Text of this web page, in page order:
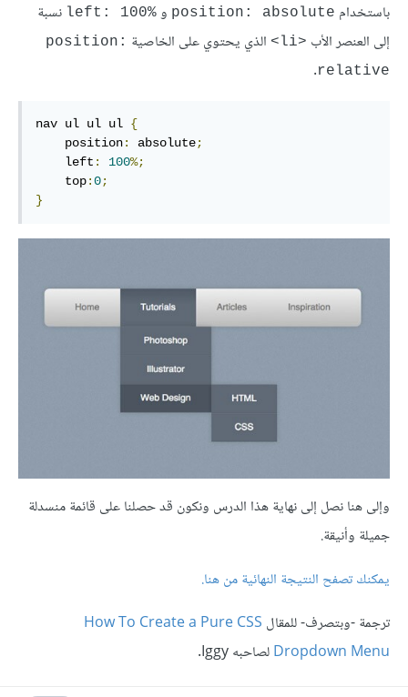
باستخدام position: absolute و left: 100% نسبة
إلى العنصر الأب <li> الذي يحتوي على الخاصية position:
relative
.
nav ul ul ul {
    position
: absolute;
left : 100%;
top:0;
}
وإلى هنا نصل إلى نهاية هذا الدرس ونكون قد حصلنا على قائمة منسدلة
جميلة وأنيقة.
يمكنك تصفح النتيجة النهائية من هنا.
ترجمة -وبتصرف- للمقال How To Create a Pure CSS
Dropdown Menuلصاحبه Iggy.